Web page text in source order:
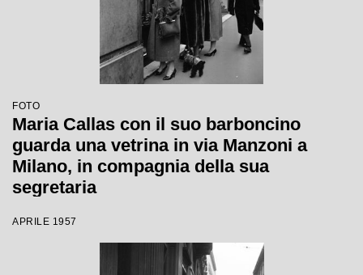
FOTO
Maria Callas con il suo barboncino
guarda una vetrina in via Manzoni a
Milano, in compagnia della sua
segretaria
APRILE 1957